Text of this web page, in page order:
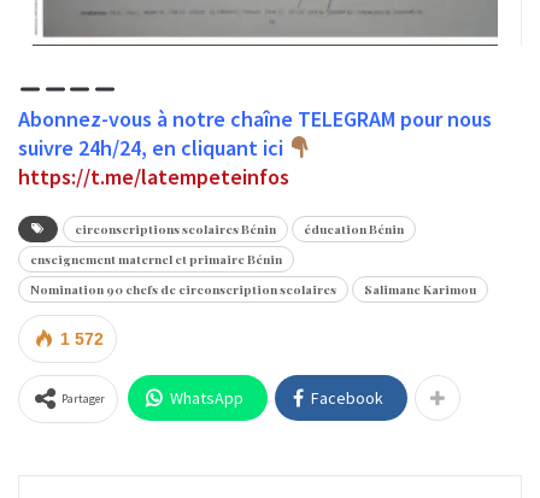
Abonnez-vous à notre chaîne TELEGRAM pour nous
suivre 24h/24, en cliquant ici
https://t.me/latempeteinfos
circonscriptions scolaires Bénin
éducation Bénin
enseignement maternel et primaire Bénin
Nomination 90 chefs de circonscription scolaires
Salimane Karimou
1 572
Partager WhatsApp Facebook